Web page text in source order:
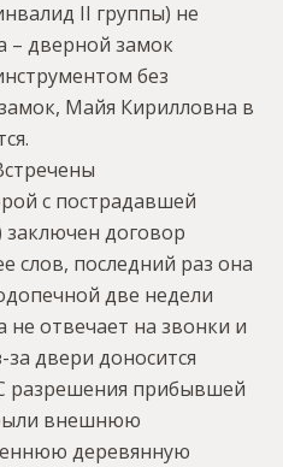
II группы) не
– дверной замок
без
Майя Кирилловна в
с пострадавшей
заключен договор
слов, последний раз она
две недели
не отвечает на звонки и
двери доносится
разрешения прибывшей
внешнюю
деревянную